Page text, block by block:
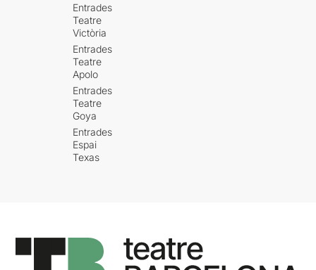
Entrades
Teatre
Victòria
Entrades
Teatre
Apolo
Entrades
Teatre
Goya
Entrades
Espai
Texas